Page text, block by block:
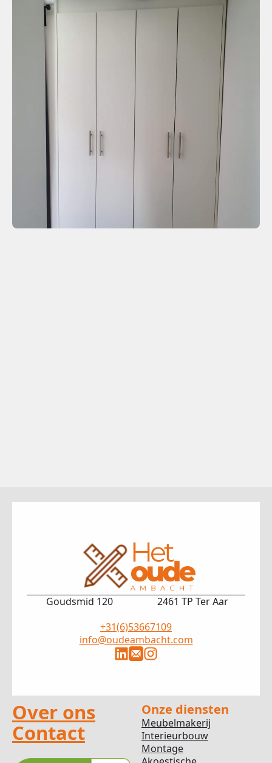
Over ons
Contact
Onze diensten
Meubelmakerij
Interieurbouw
Montage
Goudsmid 120
2461 TP Ter Aar
+31(6)53667109
info@oudeambacht.com